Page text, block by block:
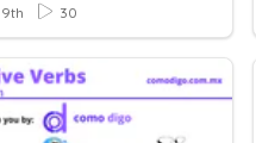
9th 30